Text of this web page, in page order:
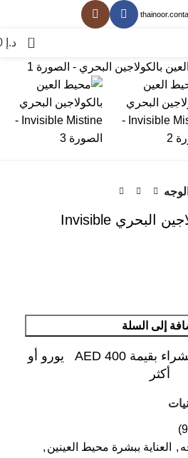
0 د.إ
محيط العين بالكولاجين البحري Invisible
إلى السلة
توصيل مجاني عند الشراء بقيمة AED 400 يورو أو
أكثر
, العناية ببشرة محيط العينين ,